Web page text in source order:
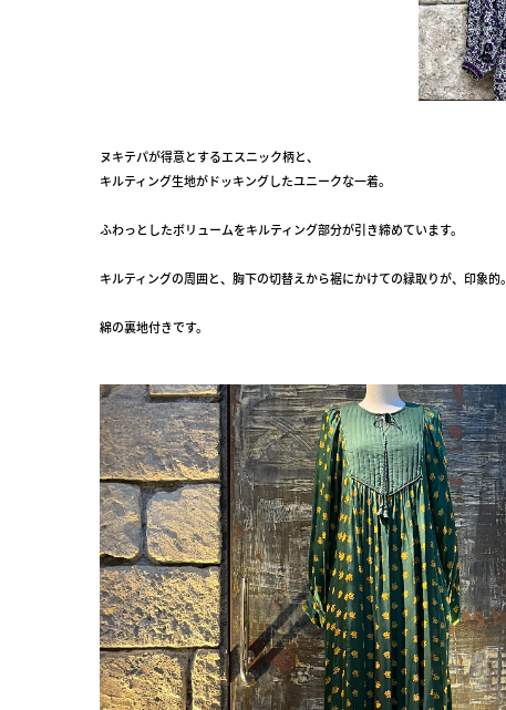
ヌキテパが得意とするエスニック柄と、
キルティング生地がドッキングしたユニークな一着。
ふわっとしたボリュームをキルティング部分が引き締めています。
キルティングの周囲と、胸下の切替えから裾にかけての縁取りが、印象的。
綿の裏地付きです。